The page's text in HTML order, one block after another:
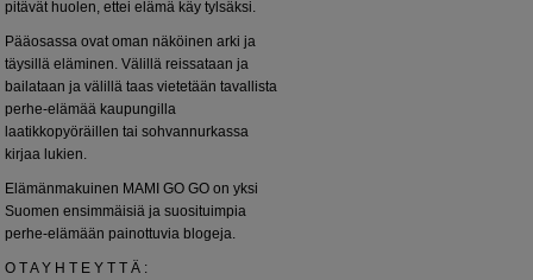
pitävät huolen, ettei elämä käy tylsäksi.
Pääosassa ovat oman näköinen arki ja
täysillä eläminen. Välillä reissataan ja
bailataan ja välillä taas vietetään tavallista
perhe-elämää kaupungilla
laatikkopyöräillen tai sohvannurkassa
kirjaa lukien.
Elämänmakuinen MAMI GO GO on yksi
Suomen ensimmäisiä ja suosituimpia
perhe-elämään painottuvia blogeja.
O T A Y H T E Y T T Ä :